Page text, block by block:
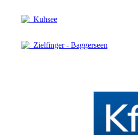
Kuhsee
Zielfinger - Baggerseen